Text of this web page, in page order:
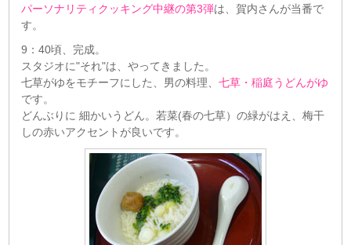
パーソナリティクッキング中継の第3弾は、賀内さんが当番で
す。
9：40頃、完成。
スタジオに"それ"は、やってきました。
七草がゆをモチーフにした、男の料理、七草・稲庭うどんがゆ
です。
どんぶりに 細かいうどん。若菜(春の七草）の緑がはえ、梅干
しの赤いアクセントが良いです。